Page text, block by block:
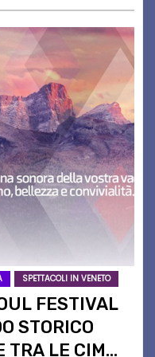
SPETTACOLI IN VENETO
FESTIVAL
STORICO
TRA LE CIME